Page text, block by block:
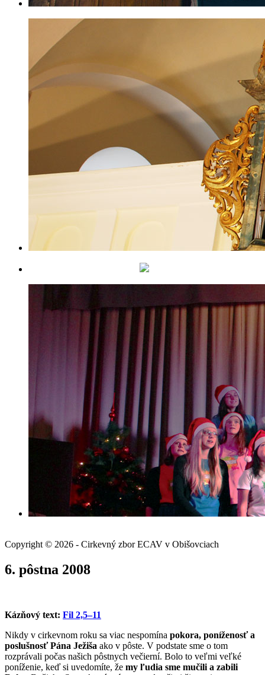
Copyright © 2026 - Cirkevný zbor ECAV v Obišovciach
6. pôstna 2008
Kázňový text: Fil 2,5–11
Nikdy v cirkevnom roku sa viac nespomína pokora, poníženosť a
poslušnosť Pána Ježiša ako v pôste. V podstate sme o tom
rozprávali počas našich pôstnych večierní. Bolo to veľmi veľké
poníženie, keď si uvedomíte, že my ľudia sme mučili a zabili